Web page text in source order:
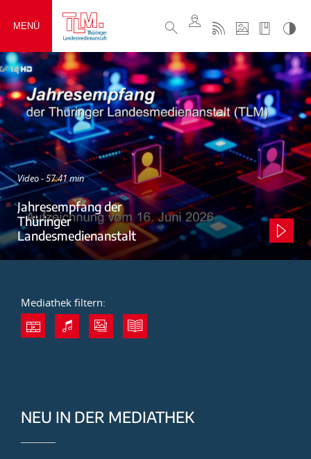
MENÜ
Video - 57:41 min
Jahresempfang der
Thüringer
Landesmedienanstalt
Mediathek filtern:
NEU IN DER MEDIATHEK